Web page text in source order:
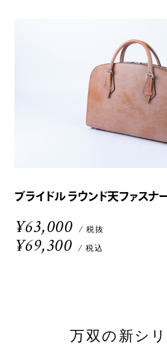
ブライドル ラウンド天ファスナ
¥63,000 / 税抜
¥69,300 / 税込
万双の新シ